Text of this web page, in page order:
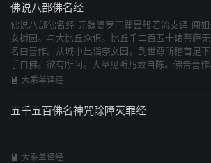
佛说八部佛名经
佛说八部佛名经 元魏婆罗门瞿昙般若流支译 闻
女树园。与大比丘众俱。比丘千二百五十诸菩萨无
名曰善作。从城中出诣奈女园。到世尊所稽首足
手白佛。欲有所问。大圣见听乃敢自陈。佛告善
 大乘单译经
五千五百佛名神咒除障灭罪经
 大乘单译经